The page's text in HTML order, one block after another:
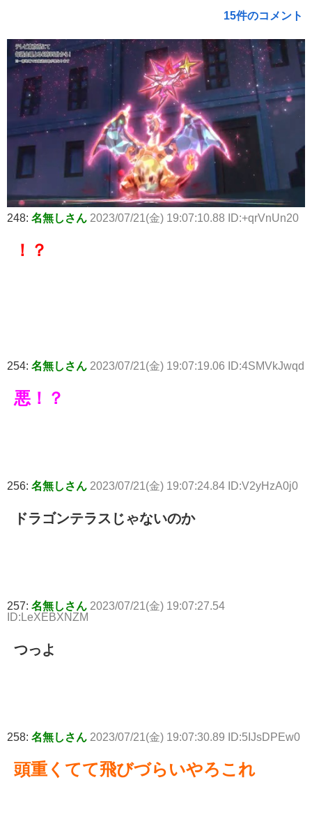
15件のコメント
248: 名無しさん 2023/07/21(金) 19:07:10.88 ID:+qrVnUn20
！？
254: 名無しさん 2023/07/21(金) 19:07:19.06 ID:4SMVkJwqd
悪！？
256: 名無しさん 2023/07/21(金) 19:07:24.84 ID:V2yHzA0j0
ドラゴンテラスじゃないのか
257: 名無しさん 2023/07/21(金) 19:07:27.54
ID:LeXEBXNZM
つっよ
258: 名無しさん 2023/07/21(金) 19:07:30.89 ID:5IJsDPEw0
頭重くてて飛びづらいやろこれ